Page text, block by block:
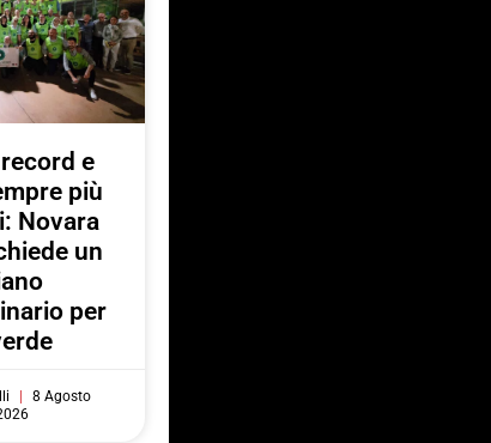
e
più
Novara
un
per
8 Agosto